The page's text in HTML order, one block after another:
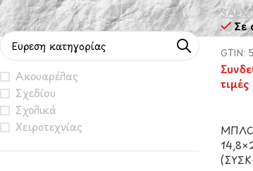
Φιλτράρισμα Βάσει Κατηγορίας
Ακουαρέλας
Σχεδίου
Σχολικά
Χειροτεχνίας
Σε
GTIN:
τιμές